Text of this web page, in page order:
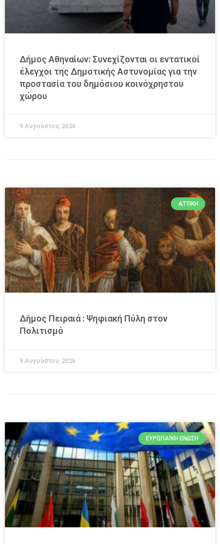
Δήμος Αθηναίων: Συνεχίζονται οι εντατικοί
έλεγχοι της Δημοτικής Αστυνομίας για την
προστασία του δημόσιου κοινόχρηστου
χώρου
9 Αυγούστου, 2026
ΑΤΤΙΚΉ
Δήμος Πειραιά : Ψηφιακή Πύλη στον
Πολιτισμό
9 Αυγούστου, 2026
ΕΥΡΩΠΑΪΚΉ ΈΝΩΣΗ